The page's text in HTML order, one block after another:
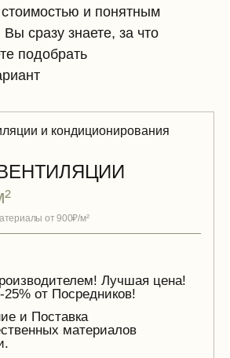
и понятным
сразу знаете, за что
подобрать
от 900₽/м²
Лучшая цена!
от Посредников!
и Поставка
материалов